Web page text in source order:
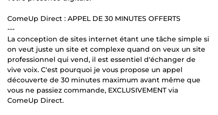
ComeUp Direct : APPEL DE 30 MINUTES OFFERTS
---
La conception de sites internet étant une tâche simple si
on veut juste un site et complexe quand on veux un site
professionnel qui vend, il est essentiel d'échanger de
vive voix. C'est pourquoi je vous propose un appel
découverte de 30 minutes maximum avant même que
vous ne passiez commande, EXCLUSIVEMENT via
ComeUp Direct.